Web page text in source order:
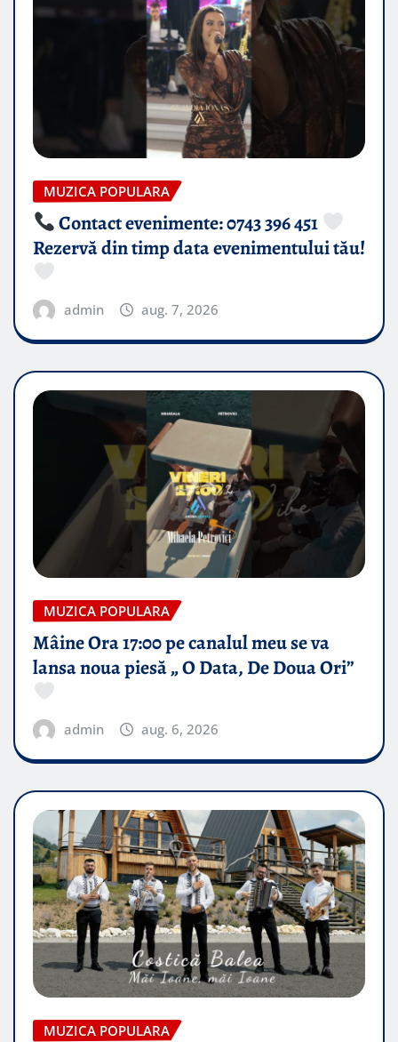
MUZICA POPULARA
Contact evenimente: 0743 396 451
Rezervă din timp data evenimentului tău!
admin aug. 7, 2026
MUZICA POPULARA
Mâine Ora 17:00 pe canalul meu se va
lansa noua piesă „ O Data, De Doua Ori”
admin aug. 6, 2026
MUZICA POPULARA